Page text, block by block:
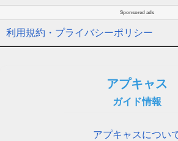
Sponsored ads
利用規約・プライバシーポリシー
アプキャス
ガイド情報
アプキャスについ